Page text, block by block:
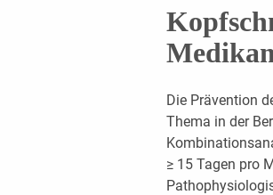
Die Prävention
Thema in der
≥ 15 Tagen pro